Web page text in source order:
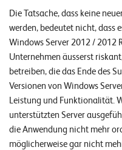
Die Tatsache, dass keine
werden, bedeutet nicht, dass
Windows Server 2012 / 2012
Unternehmen äusserst
betreiben, die das Ende des
Versionen von Windows
Leistung und Funktionalität.
unterstützten Server
die Anwendung nicht mehr
möglicherweise gar nicht